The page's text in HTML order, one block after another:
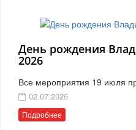
День рождения
2026
Все мероприятия 19 июля
02.07.2026
Подробнее